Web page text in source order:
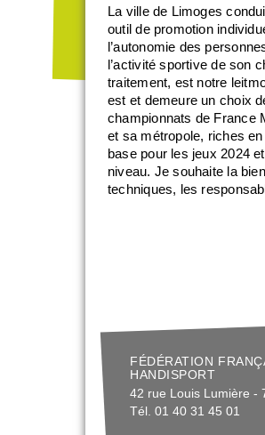
La ville de Limoges
outil de promotion
l’autonomie des
l’activité sportive de son
traitement, est notre
est et demeure un choix
championnats de France
et sa métropole, riches
base pour les jeux 2024
niveau. Je souhaite la
techniques, les
FÉDÉRATION
HANDISPORT
42 rue Louis Lumière -
Tél. 01 40 31 45 01